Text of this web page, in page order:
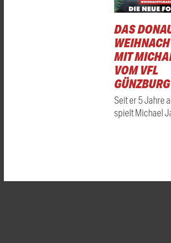
DAS
MIT
VOM VFL
GÜNZBURG
Seit er 5 Jahre
spielt Michael